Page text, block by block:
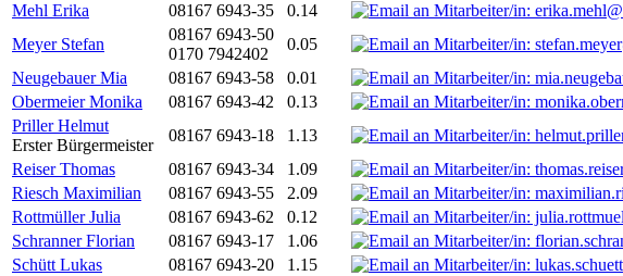
Mehl Erika
08167 6943-35 0.14
Meyer Stefan
08167 6943-50
0170 7942402
0.05
Neugebauer Mia
08167 6943-58 0.01
Obermeier Monika
08167 6943-42 0.13
Priller Helmut
Erster Bürgermeister
08167 6943-18 1.13
Reiser Thomas
08167 6943-34 1.09
Riesch Maximilian
08167 6943-55 2.09
Rottmüller Julia
08167 6943-62 0.12
Schranner Florian
08167 6943-17 1.06
Schütt Lukas
08167 6943-20 1.15